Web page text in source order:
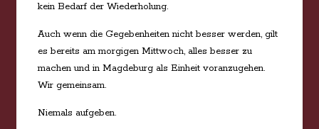
kein Bedarf der Wiederholung.
Auch wenn die Gegebenheiten nicht besser werden, gilt
es bereits am morgigen Mittwoch, alles besser zu
machen und in Magdeburg als Einheit voranzugehen.
Wir gemeinsam.
Niemals aufgeben.